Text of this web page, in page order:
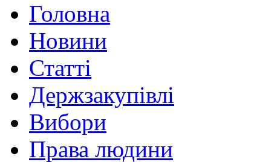
Головна
Новини
Статті
Держзакупівлі
Вибори
Права людини